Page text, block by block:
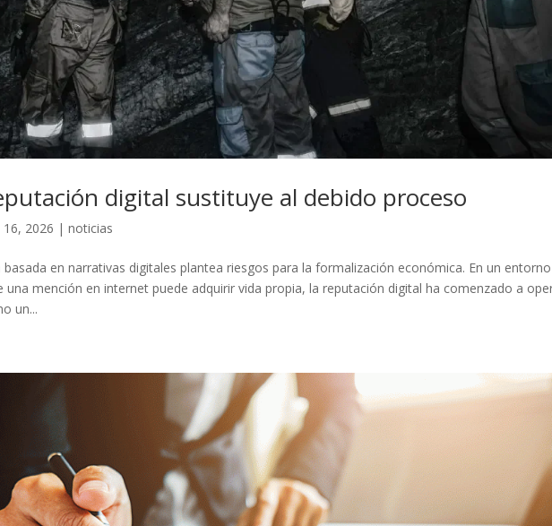
digital sustituye al debido proceso
16, 2026 |noticias
basada en narrativas digitales plantea riesgos para la formalización económica. En un entorno
una mención en internet puede adquirir vida propia, la reputación digital ha comenzado a
un...